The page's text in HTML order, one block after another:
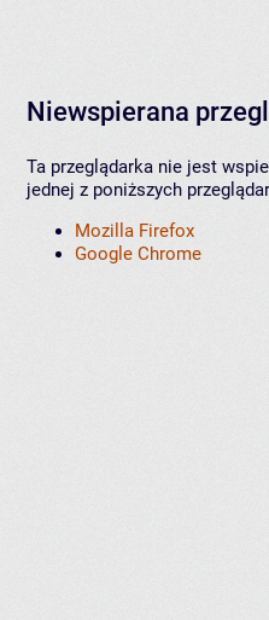
Niewspierana
Ta przeglądarka nie jest
jednej z poniższych
Mozilla Firefox
Google Chrome